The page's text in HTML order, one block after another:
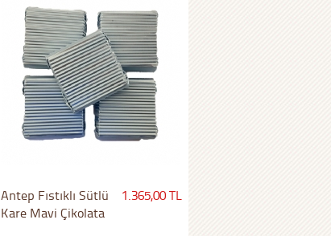
Antep Fıstıklı Sütlü
Kare Mavi Çikolata
1.365,00 TL